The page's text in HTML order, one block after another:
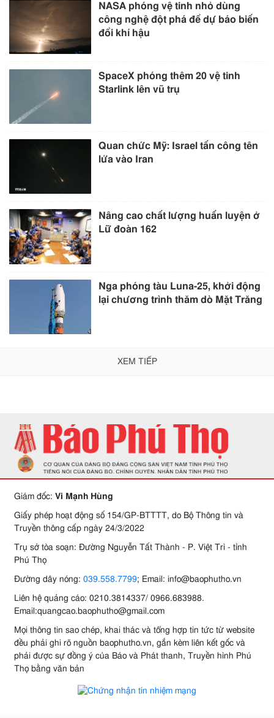
NASA phóng vệ tinh nhỏ dùng
công nghệ đột phá để dự báo biến
đổi khí hậu
SpaceX phóng thêm 20 vệ tinh
Starlink lên vũ trụ
Quan chức Mỹ: Israel tấn công tên
lửa vào Iran
Nâng cao chất lượng huấn luyện ở
Lữ đoàn 162
Nga phóng tàu Luna-25, khởi động
lại chương trình thăm dò Mặt Trăng
XEM TIẾP
Giám đốc: Vi Mạnh Hùng
Giấy phép hoạt động số 154/GP-BTTTT, do Bộ Thông tin và
Truyền thông cấp ngày 24/3/2022
Trụ sở tòa soạn: Đường Nguyễn Tất Thành - P. Việt Trì - tỉnh
Phú Thọ
Đường dây nóng: 039.558.7799; Email: info@baophutho.vn
Liên hệ quảng cáo: 0210.3814337/ 0966.683988.
Email:quangcao.baophutho@gmail.com
Mọi thông tin sao chép, khai thác và tổng hợp tin tức từ website
đều phải ghi rõ nguồn baophutho.vn, gắn kèm liên kết gốc và
phải được sự đồng ý của Báo và Phát thanh, Truyền hình Phú
Thọ bằng văn bản